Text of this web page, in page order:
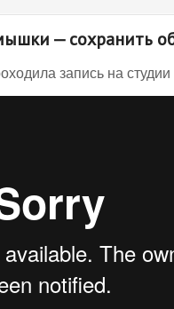
— сохранить
запись на студии